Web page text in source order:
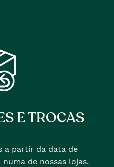
E TROCAS
a partir da data de
de nossas lojas,